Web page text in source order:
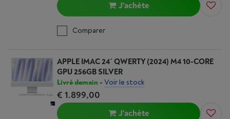
J'achète
Comparer
APPLE IMAC 24´ QWERTY (2024) M4 10-CORE
GPU 256GB SILVER
Livré demain - Voir le stock
€ 1.899,00
J'achète